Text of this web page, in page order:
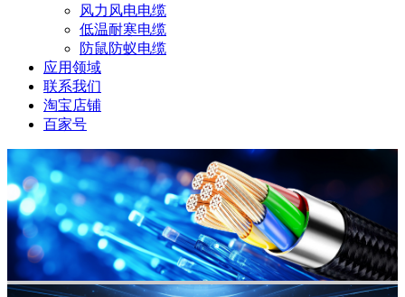
风力风电电缆
低温耐寒电缆
防鼠防蚁电缆
应用领域
联系我们
淘宝店铺
百家号